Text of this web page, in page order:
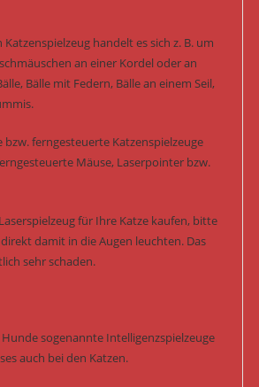
handelt es sich z. B. um
an einer Kordel oder an
Bälle mit Federn, Bälle an einem Seil,
bzw. ferngesteuerte Katzenspielzeuge
Mäuse, Laserpointer bzw.
für Ihre Katze kaufen, bitte
damit in die Augen leuchten. Das
sehr schaden.
sogenannte Intelligenzspielzeuge
auch bei den Katzen.